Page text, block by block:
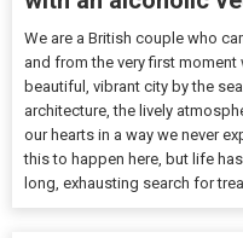
We are a British couple who
and from the very first
beautiful, vibrant city by the
architecture, the lively
our hearts in a way we never
this to happen here, but life
long, exhausting search for